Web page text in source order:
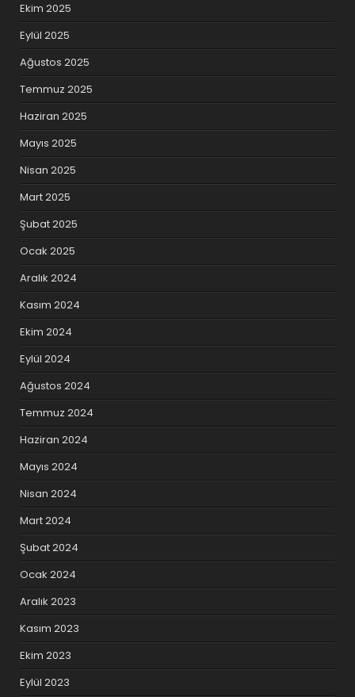
Ekim 2025
Eylül 2025
Ağustos 2025
Temmuz 2025
Haziran 2025
Mayıs 2025
Nisan 2025
Mart 2025
Şubat 2025
Ocak 2025
Aralık 2024
Kasım 2024
Ekim 2024
Eylül 2024
Ağustos 2024
Temmuz 2024
Haziran 2024
Mayıs 2024
Nisan 2024
Mart 2024
Şubat 2024
Ocak 2024
Aralık 2023
Kasım 2023
Ekim 2023
Eylül 2023